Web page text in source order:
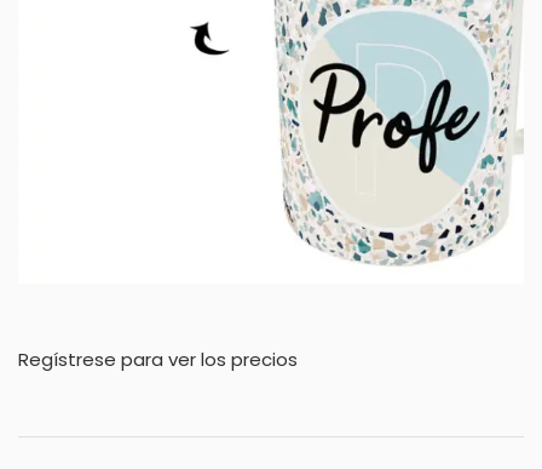
Regístrese para ver los precios